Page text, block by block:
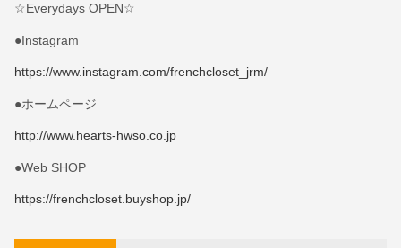
☆Everydays OPEN☆
●Instagram
https://www.instagram.com/frenchcloset_jrm/
●ホームページ
http://www.hearts-hwso.co.jp
●Web SHOP
https://frenchcloset.buyshop.jp/